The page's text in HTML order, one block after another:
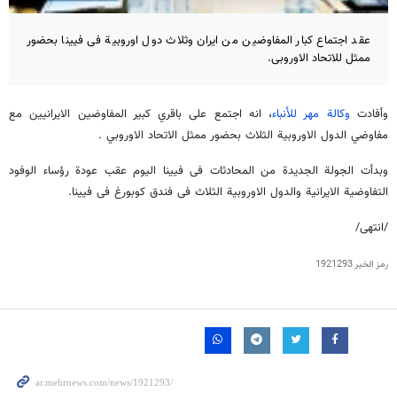
عقد اجتماع كبار المفاوضين من ايران وثلاث دول اوروبية فى فيينا بحضور
ممثل للاتحاد الاوروبى.
وأفادت وكالة مهر للأنباء، انه اجتمع على باقري كبير المفاوضين الايرانيين مع
مفاوضي الدول الاوروبية الثلاث بحضور ممثل الاتحاد الاوروبي .
وبدأت الجولة الجديدة من المحادثات فى فيينا اليوم عقب عودة رؤساء الوفود
التفاوضية الايرانية والدول الاوروبية الثلاث فى فندق كوبورغ فى فيينا.
/انتهی/
رمز الخبر1921293